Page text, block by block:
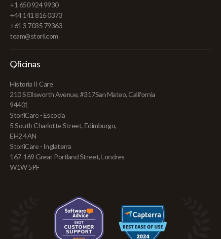
+1 650 924 9930
+44 141 816 0373
+61 3 7035 79363
team@storii.com
Oficinas
Historia II Care
210 S Ellsworth Avenue, #317San Mateo, California
94401
StoriiCare - Escocia
5 South Charlotte Street, Edimburgo,
EH2 4AN
StoriiCare - Inglaterra
167-169 Great Portland Street, Londres
W1W 5PF